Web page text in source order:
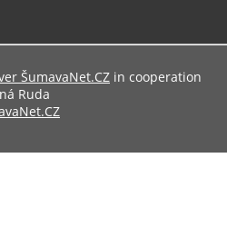
ŠumavaNet.CZ in cooperation
Ruda